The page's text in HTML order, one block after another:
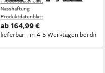
Nasshaftung
Produktdatenblatt
ab 164,99 €
lieferbar - in 4-5 Werktagen bei dir